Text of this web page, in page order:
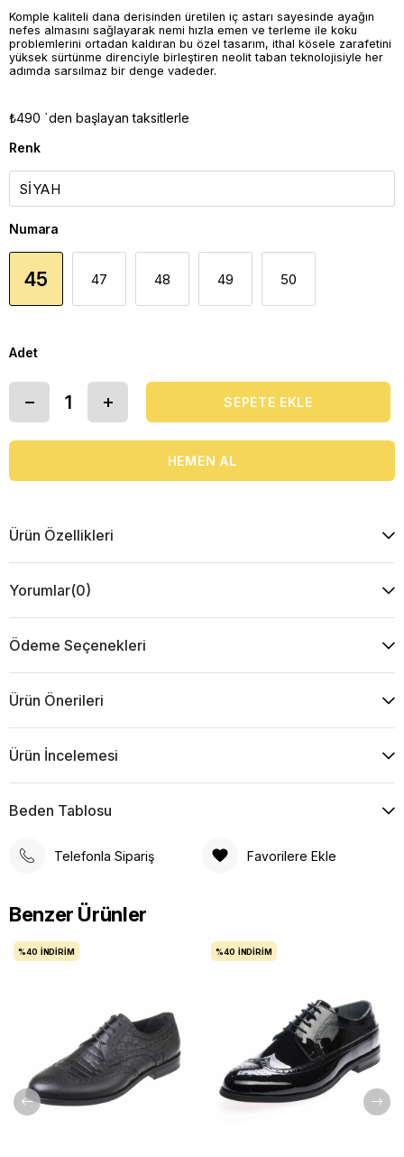
Komple kaliteli dana derisinden üretilen iç astarı sayesinde ayağın
nefes almasını sağlayarak nemi hızla emen ve terleme ile koku
problemlerini ortadan kaldıran bu özel tasarım, ithal kösele zarafetini
yüksek sürtünme direnciyle birleştiren neolit taban teknolojisiyle her
adımda sarsılmaz bir denge vadeder.
₺490 `den başlayan taksitlerle
Renk
Numara
45 47 48 49 50
Adet
Ürün Özellikleri
Yorumlar(0)
Ödeme Seçenekleri
Ürün Önerileri
Ürün İncelemesi
Beden Tablosu
Telefonla Sipariş Favorilere Ekle
Benzer Ürünler
%40 İNDIRIM %40 İNDIRIM